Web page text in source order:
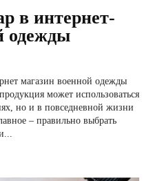
в интернет-
одежды
магазин военной одежды
может использоваться
но и в повседневной жизни
– правильно выбрать